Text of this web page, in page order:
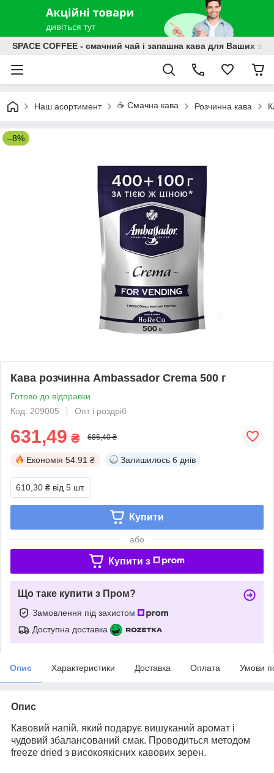
SPACE COFFEE - смачний чай і запашна кава для Ваших
Наш асортимент ☕️ Смачна кава Розчинна кава
–8%
Кава розчинна Ambassador Crema 500 г
Готово до відправки
Код: 209005
Опт і роздріб
631,49 ₴ 686,40 ₴
Економія 54.91 ₴ Залишилось 6 днів
610,30 ₴ від 5 шт.
Купити
або
Купити з
Що таке купити з Пром?
Замовлення під захистом
Доступна доставка
Опис Характеристики Доставка Оплата Умови
Опис
Кавовий напій, який подарує вишуканий аромат і
чудовий збалансований смак. Проводиться методом
freeze dried з високоякісних кавових зерен.